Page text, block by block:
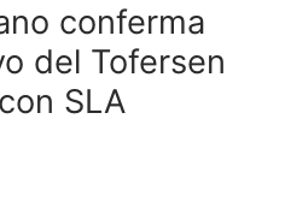
conferma
del Tofersen
SLA